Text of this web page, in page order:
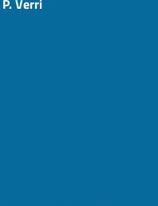
P. Verri